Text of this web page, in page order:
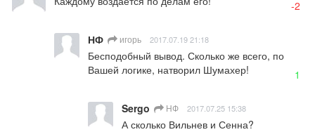
-2
НФ игорь 2017.07.19 21:18
Бесподобный вывод. Сколько же всего, по
Вашей логике, натворил Шумахер!
1
Sergo НФ 2017.07.25 15:38
А сколько Вильнев и Сенна?